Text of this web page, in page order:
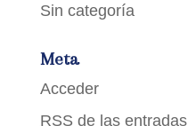
Sin categoría
Meta
Acceder
RSS de las entradas